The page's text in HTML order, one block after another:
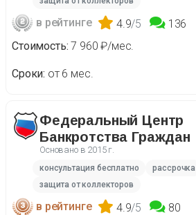
в рейтинге 4.9/5
136
Стоимость 7 960 ₽/мес.
Сроки от 6 мес.
Федеральный Центр
Банкротства Граждан
Основано в 2015 г.
консультация бесплатно
рассрочка
защита от коллекторов
в рейтинге 4.9/5
80